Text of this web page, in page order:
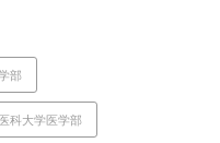
部
科大学医学部